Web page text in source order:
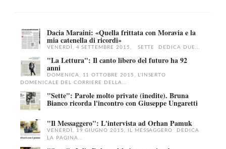
Dacia Maraini: «Quella frittata con Moravia e la
mia catenella di ricordi»
VENERDÌ, 4 SETTEMBRE 2015, SETTE DEDICA DUE...
"La Lettura": Il canto libero del futuro ha 92
anni
DOMENICA, 11 OTTOBRE 2015, L'INSERTO
DOMENICALE DEL CORRIERE DELLA...
"Sette": Parole molto private (inedite). Bruna
Bianco ricorda l'incontro con Giuseppe Ungaretti
"Il Messaggero": L'intervista ad Orhan Pamuk
VENERDÌ, 19 GIUGNO 2015, IL MESSAGGERO DEDICA
LA PAGINA...